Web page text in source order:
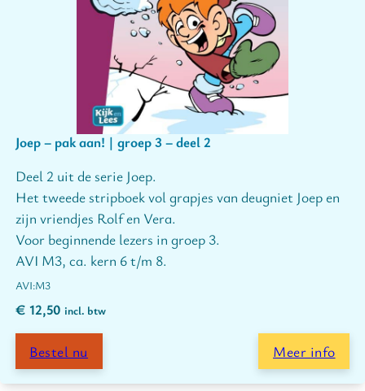
Joep – pak aan! | groep 3 – deel 2
Deel 2 uit de serie Joep.
Het tweede stripboek vol grapjes van deugniet Joep en
zijn vriendjes Rolf en Vera.
Voor beginnende lezers in groep 3.
AVI M3, ca. kern 6 t/m 8.
M3
€ 12,50 incl. btw
Bestel nu Meer info